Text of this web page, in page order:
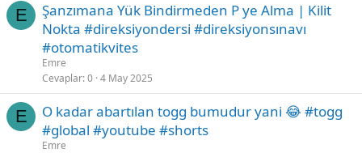
E
Şanzımana Yük Bindirmeden P ye Alma | Kilit
Nokta #direksiyondersi #direksiyonsınavı
#otomatikvites
Emre
Cevaplar 0 4 May 2025
E
O kadar abartılan togg bumudur yani 😂 #togg
#global #youtube #shorts
Emre